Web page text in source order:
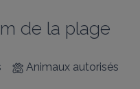
de la plage
Animaux autorisés